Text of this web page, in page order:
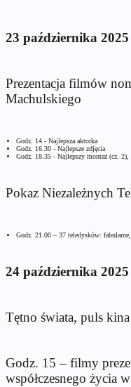
23 października
Prezentacja filmów
Machulskiego
Godz. 14 - Najlepsza aktorka
Godz. 16.30 - Najlepsze zdjęcia
Godz. 18.35 - Najlepszy montaż (cz. 2),
Pokaz Niezależnych
Godz. 21.00 – 37 teledysków:
24 października
Tętno świata, puls kina
Godz. 15 – filmy
współczesnego życia